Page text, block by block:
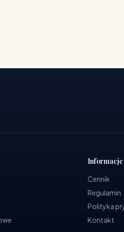
Informacje
Cennik
Regulamin
Polityka
Kontakt